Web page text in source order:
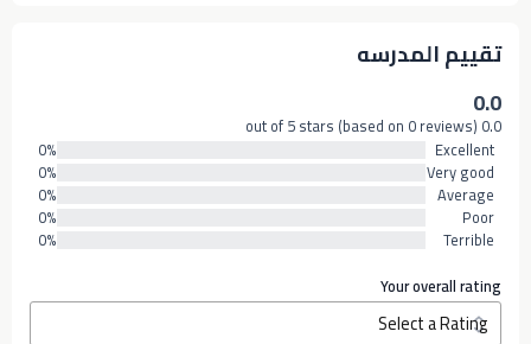
تقييم المدرسه
0.0
0.0 out of 5 stars (based on 0 reviews)
Excellent
0%
Very good
0%
Average
0%
Poor
0%
Terrible
0%
Your overall rating